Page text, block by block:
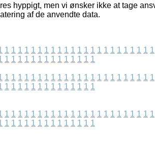
hyppigt, men vi ønsker ikke at tage
af de anvendte data.
1 1 1 1 1 1 1 1 1 1 1 1 1 1 1 1 1 1 1 1 1 1 1
1 1 1 1 1 1 1 1 1 1 1 1 1 1
1 1 1 1 1 1 1 1 1 1 1 1 1 1 1 1 1 1 1 1 1 1 1
1 1 1 1 1 1 1 1 1 1 1 1 1 1
1 1 1 1 1 1 1 1 1 1 1 1 1 1 1 1 1 1 1 1 1 1 1
1 1 1 1 1 1 1 1 1 1 1 1 1 1